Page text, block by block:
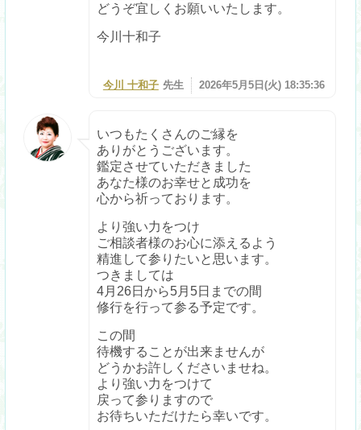
どうぞ宜しくお願いいたします。
今川十和子
今川 十和子 先生 2026年5月5日(火) 18:35:36
いつもたくさんのご縁を
ありがとうございます。
鑑定させていただきました
あなた様のお幸せと成功を
心から祈っております。
より強い力をつけ
ご相談者様のお心に添えるよう
精進して参りたいと思います。
つきましては
4月26日から5月5日までの間
修行を行って参る予定です。
この間
待機することが出来ませんが
どうかお許しくださいませね。
より強い力をつけて
戻って参りますので
お待ちいただけたら幸いです。